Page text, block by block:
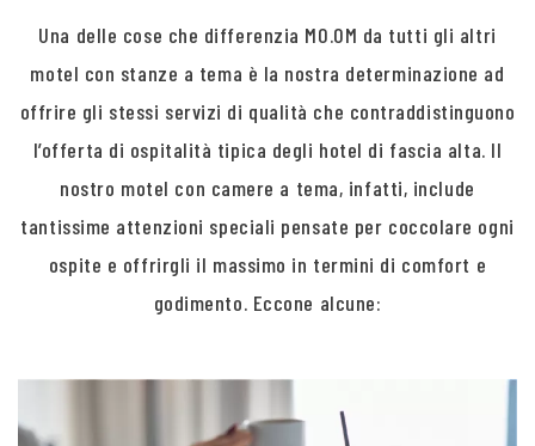
Una delle cose che differenzia MO.OM da tutti gli altri
motel con stanze a tema è la nostra determinazione ad
offrire gli stessi servizi di qualità che contraddistinguono
l’offerta di ospitalità tipica degli hotel di fascia alta. Il
nostro motel con camere a tema, infatti, include
tantissime attenzioni speciali pensate per coccolare ogni
ospite e offrirgli il massimo in termini di comfort e
godimento. Eccone alcune: